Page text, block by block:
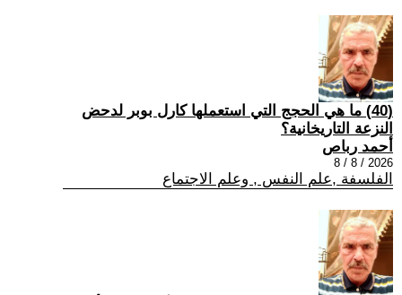
(40) ما هي الحجج التي استعملها كارل بوبر لدحض
النزعة التاريخانية؟
أحمد رباص
2026 / 8 / 8
الفلسفة ,علم النفس , وعلم الاجتماع